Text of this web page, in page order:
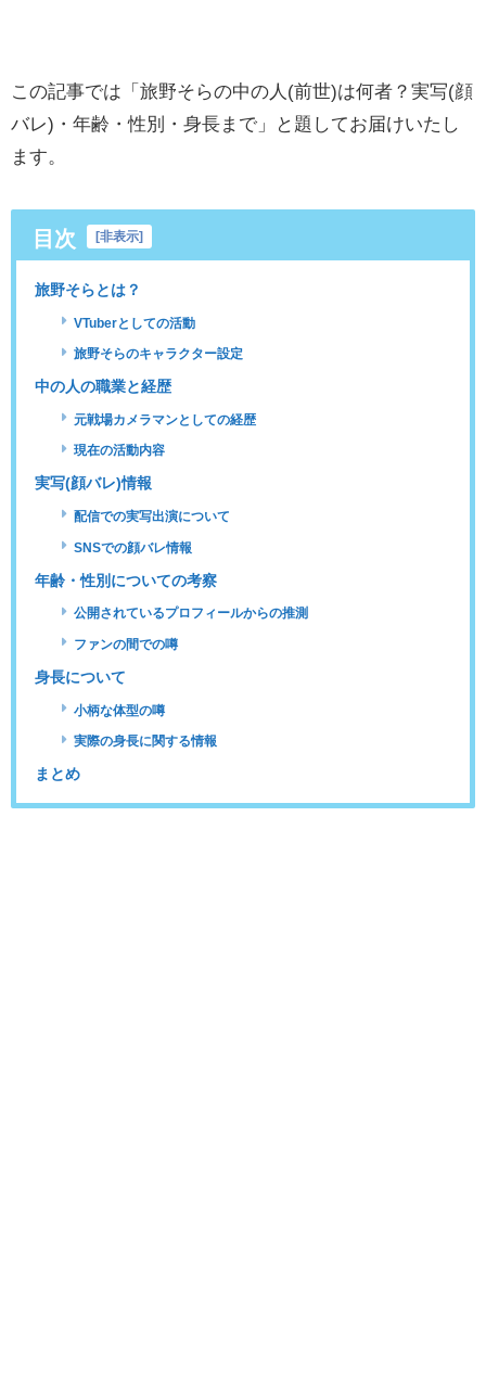
この記事では「旅野そらの中の人(前世)は何者？実写(顔
バレ)・年齢・性別・身長まで」と題してお届けいたし
ます。
目次 [非表示]
旅野そらとは？
VTuberとしての活動
旅野そらのキャラクター設定
中の人の職業と経歴
元戦場カメラマンとしての経歴
現在の活動内容
実写(顔バレ)情報
配信での実写出演について
SNSでの顔バレ情報
年齢・性別についての考察
公開されているプロフィールからの推測
ファンの間での噂
身長について
小柄な体型の噂
実際の身長に関する情報
まとめ